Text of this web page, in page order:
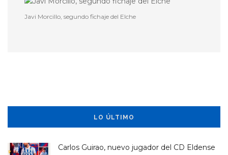
Javi Morcillo, segundo fichaje del Elche
LO ÚLTIMO
Carlos Guirao, nuevo jugador del CD Eldense